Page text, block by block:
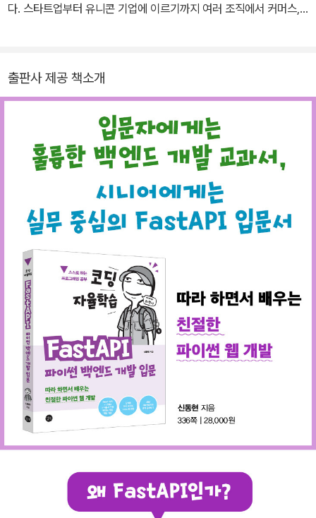
다. 스타트업부터 유니콘 기업에 이르기까지 여러 조직에서 커머스,
문제를 마주했을 때 엔지니어답게 생각하는 '근육'을 길러주고 싶은
출판사 제공 책소개